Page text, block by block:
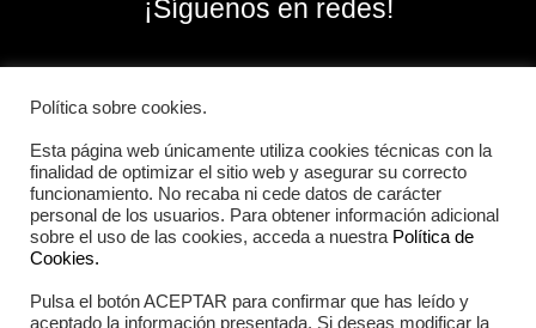
¡Síguenos en redes!
2026 Iberian Sportech © Todos los derechos
Política sobre cookies.
Esta página web únicamente utiliza cookies técnicas con la
finalidad de optimizar el sitio web y asegurar su correcto
funcionamiento. No recaba ni cede datos de carácter
personal de los usuarios. Para obtener información adicional
sobre el uso de las cookies, acceda a nuestra Política de
Cookies.
Pulsa el botón ACEPTAR para confirmar que has leído y
aceptado la información presentada. Si deseas modificar la